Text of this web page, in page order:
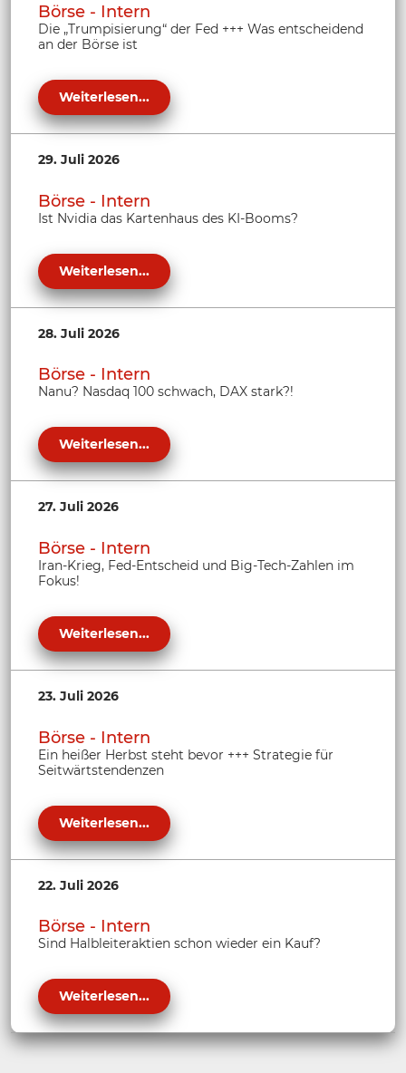
Börse - Intern
Die „Trumpisierung“ der Fed +++ Was entscheidend
an der Börse ist
Weiterlesen...
29. Juli 2026
Börse - Intern
Ist Nvidia das Kartenhaus des KI-Booms?
Weiterlesen...
28. Juli 2026
Börse - Intern
Nanu? Nasdaq 100 schwach, DAX stark?!
Weiterlesen...
27. Juli 2026
Börse - Intern
Iran-Krieg, Fed-Entscheid und Big-Tech-Zahlen im
Fokus!
Weiterlesen...
23. Juli 2026
Börse - Intern
Ein heißer Herbst steht bevor +++ Strategie für
Seitwärtstendenzen
Weiterlesen...
22. Juli 2026
Börse - Intern
Sind Halbleiteraktien schon wieder ein Kauf?
Weiterlesen...